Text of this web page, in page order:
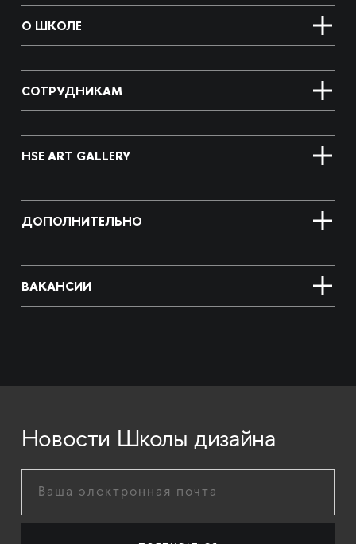
О ШКОЛЕ
СОТРУДНИКАМ
HSE ART GALLERY
ДОПОЛНИТЕЛЬНО
ВАКАНСИИ
Новости Школы дизайна